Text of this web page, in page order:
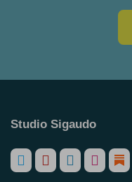
Studio Sigaudo